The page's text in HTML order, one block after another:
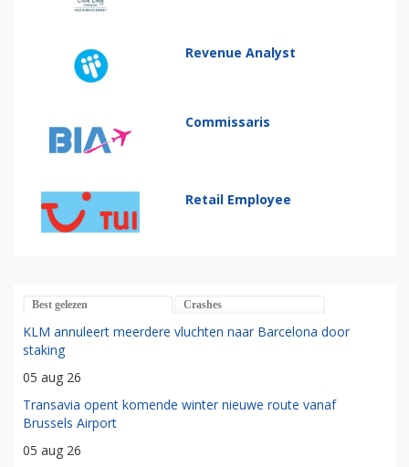
Revenue Analyst
Commissaris
Retail Employee
Best gelezen Crashes
KLM annuleert meerdere vluchten naar Barcelona door
staking
05 aug 26
Transavia opent komende winter nieuwe route vanaf
Brussels Airport
05 aug 26